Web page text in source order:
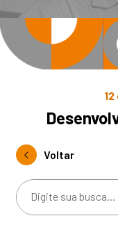
Voltar